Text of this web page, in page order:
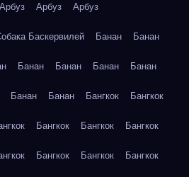
Арбуз Арбуз Арбуз
Баскервилей Банан Банан
Банан Банан Банан Банан
Банан Банан Бангкок Бангкок
Бангкок Бангкок Бангкок
Бангкок Бангкок Бангкок